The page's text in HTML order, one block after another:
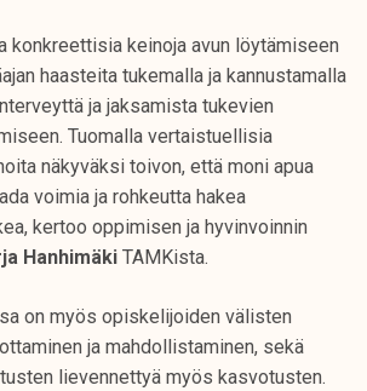
konkreettisia keinoja avun löytämiseen
haasteita tukemalla ja kannustamalla
ja jaksamista tukevien
Tuomalla vertaistuellisia
näkyväksi toivon, että moni apua
voimia ja rohkeutta hakea
kertoo oppimisen ja hyvinvoinnin
Hanhimäki TAMKista.
on myös opiskelijoiden välisten
ja mahdollistaminen, sekä
lievennettyä myös kasvotusten.